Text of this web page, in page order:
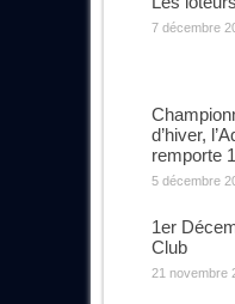
7 décembre
d’hiver,
remporte
5 décembre
1er
Club
21 novembre